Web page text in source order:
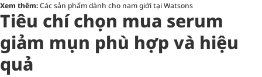
Xem thêm:Các sản phẩm dành cho nam giới tại Watsons
Tiêu chí chọn mua serum
giảm mụn phù hợp và hiệu
quả